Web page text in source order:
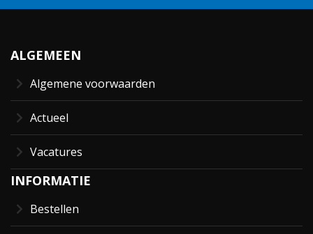
ALGEMEEN
Algemene voorwaarden
Actueel
Vacatures
INFORMATIE
Bestellen